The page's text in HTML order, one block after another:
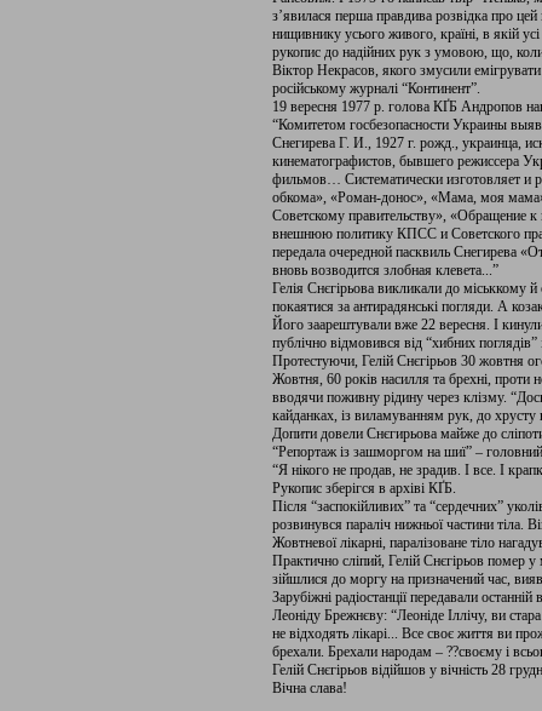
з’явилася перша правдива розвідка про цей
нищивнику усього живого, країні, в якій
рукопис до надійних рук з умовою, що,
Віктор Некрасов, якого змусили
російському журналі “Континент”.
19 вересня 1977 р. голова КҐБ Андропов
“Комитетом госбезопасности Украины
Снегирева Г. И., 1927 г. рожд., украинца,
кинематографистов, бывшего режиссера
фильмов… Систематически изготовляет и
обкома», «Роман-донос», «Мама, моя
Советскому правительству», «Обращение
внешнюю политику КПСС и Советского
передала очередной пасквиль Снегирева
вновь возводится злобная клевета...”
Гелія Снєгірьова викликали до міськкому
покаятися за антирадянські погляди. А
Його заарештували вже 22 вересня. І
публічно відмовився від “хибних
Протестуючи, Гелій Снєгірьов 30 жовтня
Жовтня, 60 років насилля та брехні, проти
вводячи поживну рідину через клізму.
кайданках, із виламуванням рук, до хрусту
Допити довели Снєгирьова майже до
“Репортаж із зашморгом на шиї” –
“Я нікого не продав, не зрадив. І все. І
Рукопис зберігся в архіві КҐБ.
Після “заспокійливих” та “сердечних”
розвинувся параліч нижньої частини
Жовтневої лікарні, паралізоване тіло
Практично сліпий, Гелій Снєгірьов помер у
зійшлися до моргу на призначений час,
Зарубіжні радіостанції передавали
Леоніду Брежнєву: “Леоніде Іллічу, ви
не відходять лікарі... Все своє життя ви
брехали. Брехали народам – ??своєму і
Гелій Снєгірьов відійшов у вічність 28
Вічна слава!